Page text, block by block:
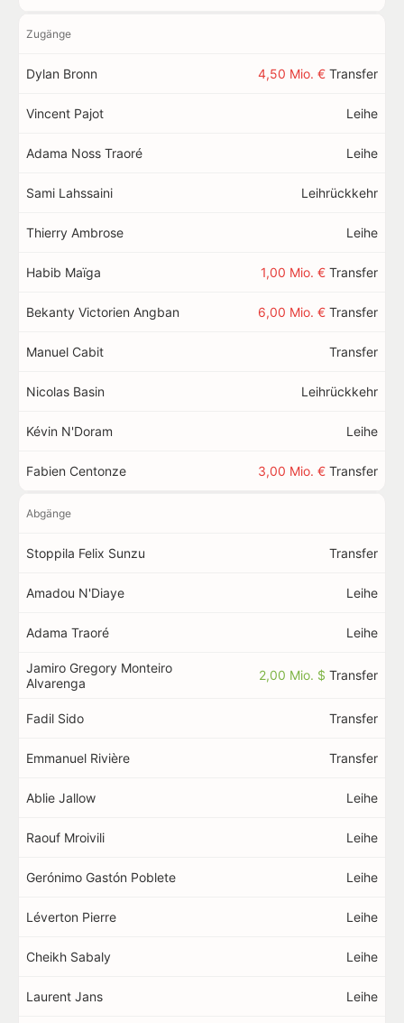
Zugänge
Dylan Bronn 4,50 Mio. € Transfer
Vincent Pajot Leihe
Adama Noss Traoré Leihe
Sami Lahssaini Leihrückkehr
Thierry Ambrose Leihe
Habib Maïga 1,00 Mio. € Transfer
Bekanty Victorien Angban 6,00 Mio. € Transfer
Manuel Cabit Transfer
Nicolas Basin Leihrückkehr
Kévin N'Doram Leihe
Fabien Centonze 3,00 Mio. € Transfer
Abgänge
Stoppila Felix Sunzu Transfer
Amadou N'Diaye Leihe
Adama Traoré Leihe
Jamiro Gregory Monteiro
Alvarenga
2,00 Mio. $ Transfer
Fadil Sido Transfer
Emmanuel Rivière Transfer
Ablie Jallow Leihe
Raouf Mroivili Leihe
Gerónimo Gastón Poblete Leihe
Léverton Pierre Leihe
Cheikh Sabaly Leihe
Laurent Jans Leihe